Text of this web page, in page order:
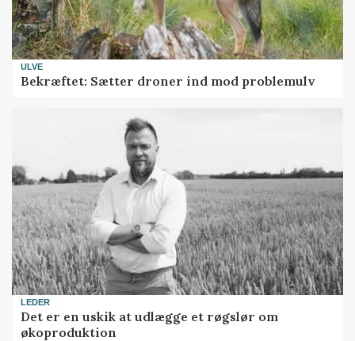
ULVE
Bekræftet: Sætter droner ind mod problemulv
LEDER
Det er en uskik at udlægge et røgslør om
økoproduktion